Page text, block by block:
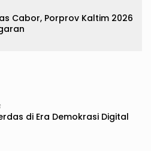
Cabor, Porprov Kaltim 2026
di Era Demokrasi Digital